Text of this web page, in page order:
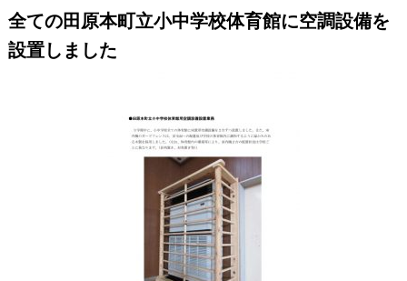
全ての田原本町立小中学校体育館に空調設備を
設置しました